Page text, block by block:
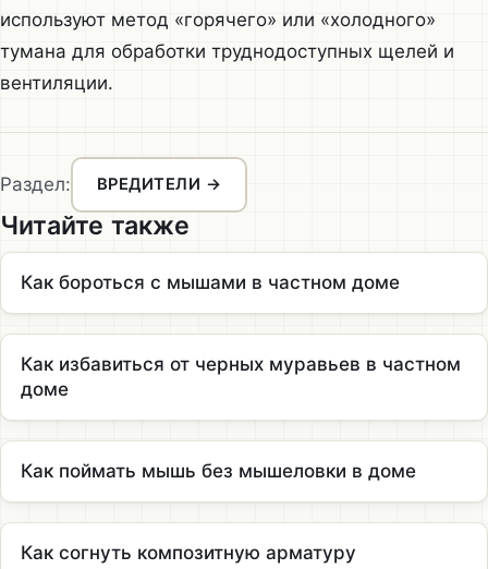
используют метод «горячего» или «холодного»
тумана для обработки труднодоступных щелей и
вентиляции.
Раздел: ВРЕДИТЕЛИ →
Читайте также
Как бороться с мышами в частном доме
Как избавиться от черных муравьев в частном
доме
Как поймать мышь без мышеловки в доме
Как согнуть композитную арматуру